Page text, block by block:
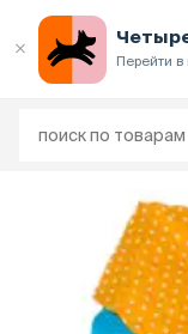
Перейти